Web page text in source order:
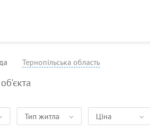
Тернопільська область
об'єкта
Тип житла Ціна